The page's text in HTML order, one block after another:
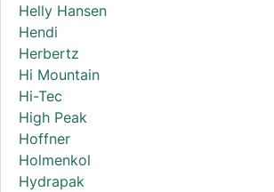
Helly Hansen
Hendi
Herbertz
Hi Mountain
Hi-Tec
High Peak
Hoffner
Holmenkol
Hydrapak